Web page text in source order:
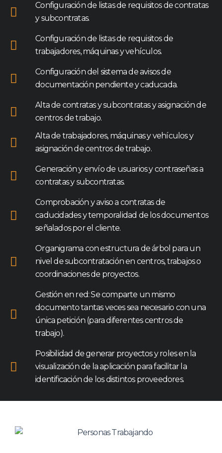
Configuración de listas de requisitos de contratas
y subcontratas.
Configuración de listas de requisitos de
trabajadores, máquinas y vehículos.
Configuración del sistema de avisos de
documentación pendiente y caducada.
Alta de contratas y subcontratas y asignación de
centros de trabajo.
Alta de trabajadores, máquinas y vehículos y
asignación de centros de trabajo.
Generación y envío de usuarios y contraseñas a
contratas y subcontratas.
Comprobación y aviso a contratas de
caducidades y temporalidad de los documentos
señalados por el cliente.
Organigrama con estructura de árbol para un
nivel de subcontratación en centros, trabajos o
coordinaciones de proyectos.
Gestión en red: Se comparte un mismo
documento tantas veces sea necesario con una
única petición (para diferentes centros de
trabajo).
Posibilidad de generar proyectos y roles en la
visualización de la aplicación para facilitar la
identificación de los distintos proveedores.